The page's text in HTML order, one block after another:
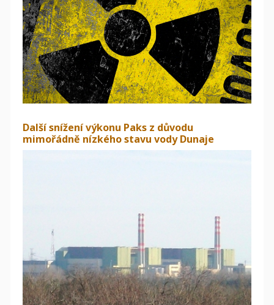
Další snížení výkonu Paks z důvodu
mimořádně nízkého stavu vody Dunaje